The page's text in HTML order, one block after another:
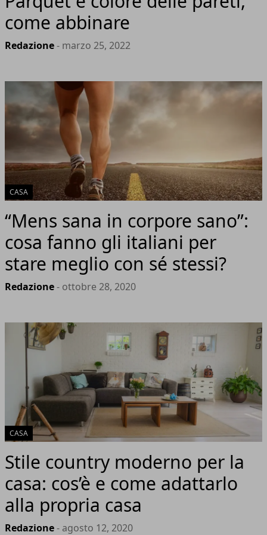
come abbinare
Redazione- marzo 25, 2022
CASA
“Mens sana in corpore sano”:
cosa fanno gli italiani per
stare meglio con sé stessi?
Redazione- ottobre 28, 2020
CASA
Stile country moderno per la
casa: cos’è e come adattarlo
alla propria casa
Redazione- agosto 12, 2020